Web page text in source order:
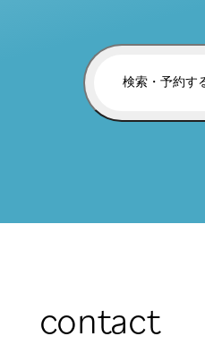
検索・予約す
contact